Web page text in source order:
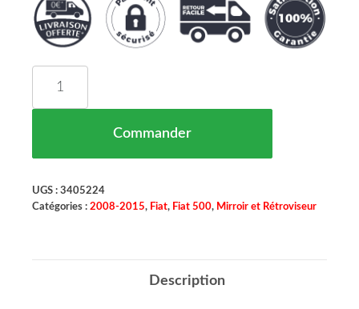
Commander
UGS : 3405224
Catégories : 2008-2015, Fiat, Fiat 500, Mirroir et Rétroviseur
Description